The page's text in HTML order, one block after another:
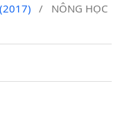
/ NÔNG HỌC